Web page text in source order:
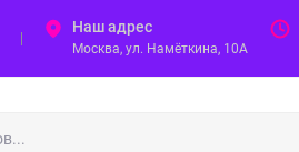
Наш адрес
Москва, ул. Намёткина, 10А